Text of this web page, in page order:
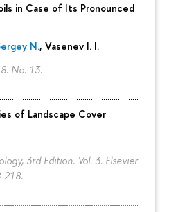
in Case of Its Pronounced
N., Vasenev I. I.
No. 13.
of Landscape Cover
3rd Edition. Vol. 3. Elsevier
218.